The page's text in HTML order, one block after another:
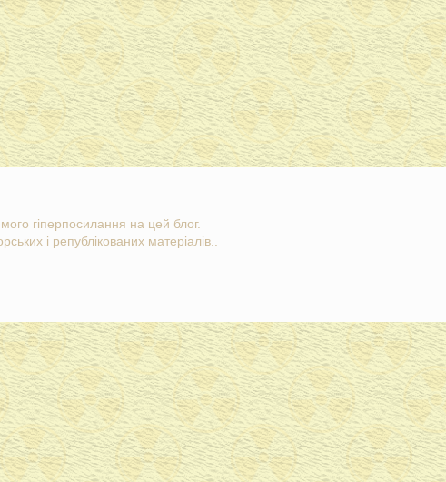
гіперпосилання на цей блог.
і републікованих матеріалів..